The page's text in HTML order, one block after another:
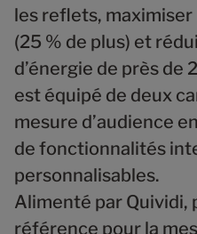
les reflets, maximiser
(25 % de plus) et
d’énergie de près de
est équipé de deux
mesure d’audience
de fonctionnalités
personnalisables.
Alimenté par Quividi,
référence pour la